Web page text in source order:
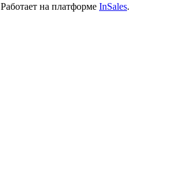
Работает на платформе InSales.